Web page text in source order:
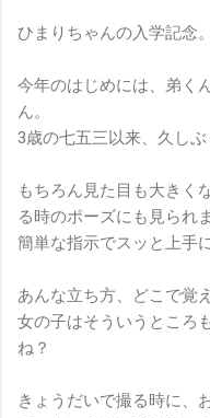
ひまりちゃんの入学記念。
今年のはじめには、弟く
ん。
3歳の七五三以来、久しぶ
もちろん見た目も大きく
る時のポーズにも見られ
簡単な指示でスッと上手
あんな立ち方、どこで覚
女の子はそういうところ
ね？
きょうだいで撮る時に、